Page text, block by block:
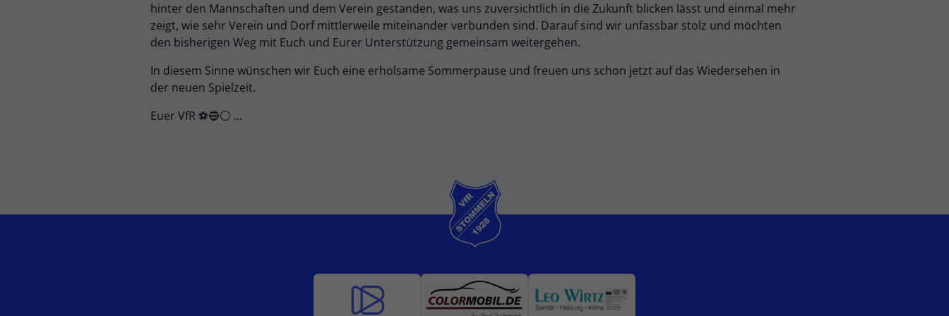
hinter den Mannschaften und dem Verein gestanden, was uns zuversichtlich in die Zukunft blicken lässt und einmal mehr
zeigt, wie sehr Verein und Dorf mittlerweile miteinander verbunden sind. Darauf sind wir unfassbar stolz und möchten
den bisherigen Weg mit Euch und Eurer Unterstützung gemeinsam weitergehen.
In diesem Sinne wünschen wir Euch eine erholsame Sommerpause und freuen uns schon jetzt auf das Wiedersehen in
der neuen Spielzeit.
Euer VfR ⚽🔵⚪ ...